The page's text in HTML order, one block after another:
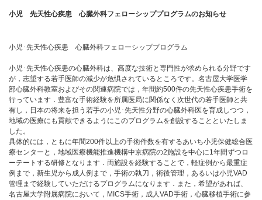
小児 先天性心疾患 心臓外科フェローシッププログラムのお知らせ
小児･先天性心疾患 心臓外科フェローシッププログラム
小児･先天性心疾患の心臓外科は、高度な技術と専門性が求められる分野です
が，志望する若手医師の減少が危惧されているところです。名古屋大学医学
部心臓外科教室およびその関連病院では，年間約500件の先天性心疾患手術を
行っています．豊富な手術経験を所属医局に関係なく次世代の若手医師と共
有し，日本の将来を担う若手の小児･先天性分野の心臓外科医を育成しつつ，
地域の医療にも貢献できるようにこのプログラムを創設することといたしま
した。
具体的には，ともに年間200件以上の手術件数を有するあいち小児保健総合医
療センターと，地域医療機能推進機構中京病院の2施設を中心に1年間ずつロ
ーテートする研修となります．両施設を経験することで，軽症例から最重症
例まで，新生児から成人例まで，手術の執刀，術後管理，あるいは小児VAD
管理まで経験していただけるプログラムになります．また，希望があれば、
名古屋大学附属病院において，MICS手術，成人VAD手術，心臓移植手術に参